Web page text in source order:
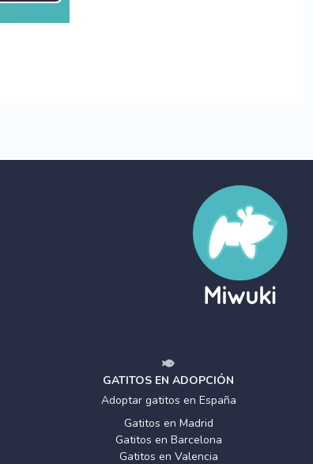
GATITOS EN ADOPCIÓN
Adoptar gatitos en España
Gatitos en Madrid
Gatitos en Barcelona
Gatitos en Valencia